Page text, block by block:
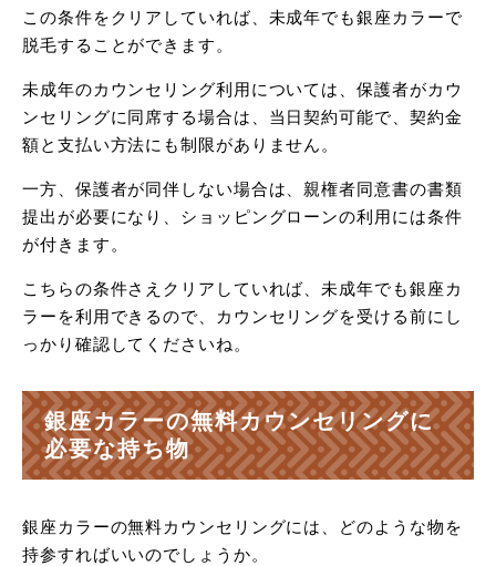
この条件をクリアしていれば、未成年でも銀座カラーで
脱毛することができます。
未成年のカウンセリング利用については、保護者がカウ
ンセリングに同席する場合は、当日契約可能で、契約金
額と支払い方法にも制限がありません。
一方、保護者が同伴しない場合は、親権者同意書の書類
提出が必要になり、ショッピングローンの利用には条件
が付きます。
こちらの条件さえクリアしていれば、未成年でも銀座カ
ラーを利用できるので、カウンセリングを受ける前にし
っかり確認してくださいね。
銀座カラーの無料カウンセリングに
必要な持ち物
銀座カラーの無料カウンセリングには、どのような物を
持参すればいいのでしょうか。